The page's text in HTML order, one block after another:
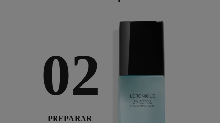
02
PREPARAR